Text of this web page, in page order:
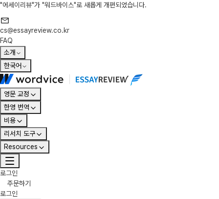
"에세이리뷰"가 "워드바이스"로 새롭게 개편되었습니다.
cs@essayreview.co.kr
FAQ
소개
한국어
영문 교정
한영 번역
비용
리서치 도구
Resources
로그인
주문하기
로그인